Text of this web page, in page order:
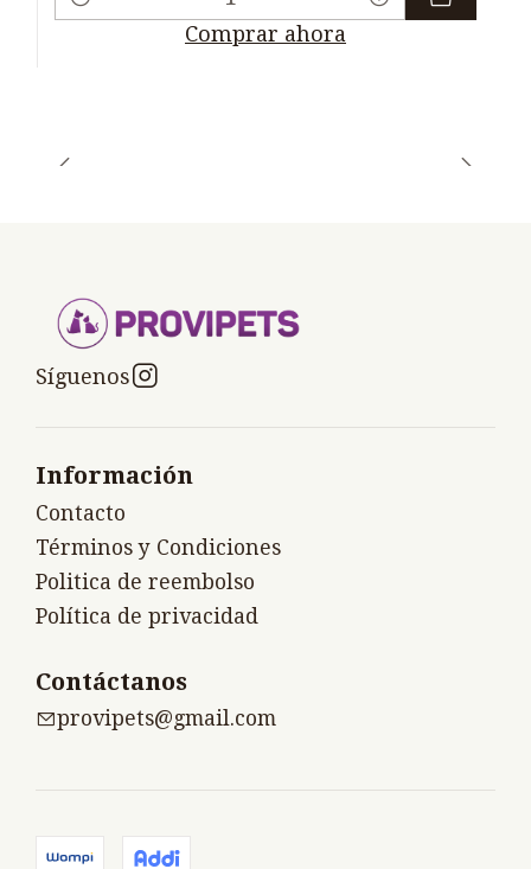
Cantidad
Comprar ahora
Síguenos
Información
Contacto
Términos y Condiciones
Politica de reembolso
Política de privacidad
Contáctanos
provipets@gmail.com